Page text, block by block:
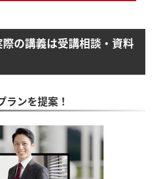
の講義は受講相談・資料
ンを提案！